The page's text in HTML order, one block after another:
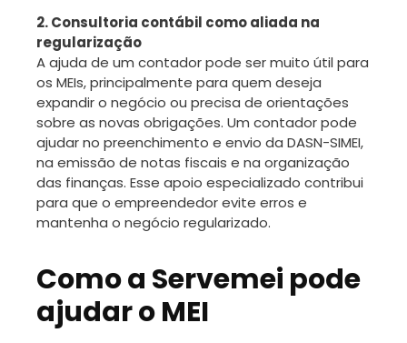
2. Consultoria contábil como aliada na
regularização
A ajuda de um contador pode ser muito útil para
os MEIs, principalmente para quem deseja
expandir o negócio ou precisa de orientações
sobre as novas obrigações. Um contador pode
ajudar no preenchimento e envio da DASN-SIMEI,
na emissão de notas fiscais e na organização
das finanças. Esse apoio especializado contribui
para que o empreendedor evite erros e
mantenha o negócio regularizado.
Como a Servemei pode
ajudar o MEI